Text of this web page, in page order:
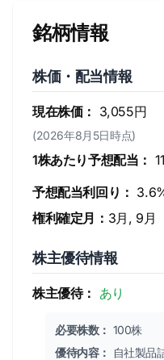
銘柄情報
株価・配当情報
現在株価： 3,055円
(2026年8月5日時点)
1株あたり予想配当：
予想配当利回り：
権利確定月： 3月, 9月
株主優待情報
株主優待： あり
必要株数： 100株
優待内容：
自社製品